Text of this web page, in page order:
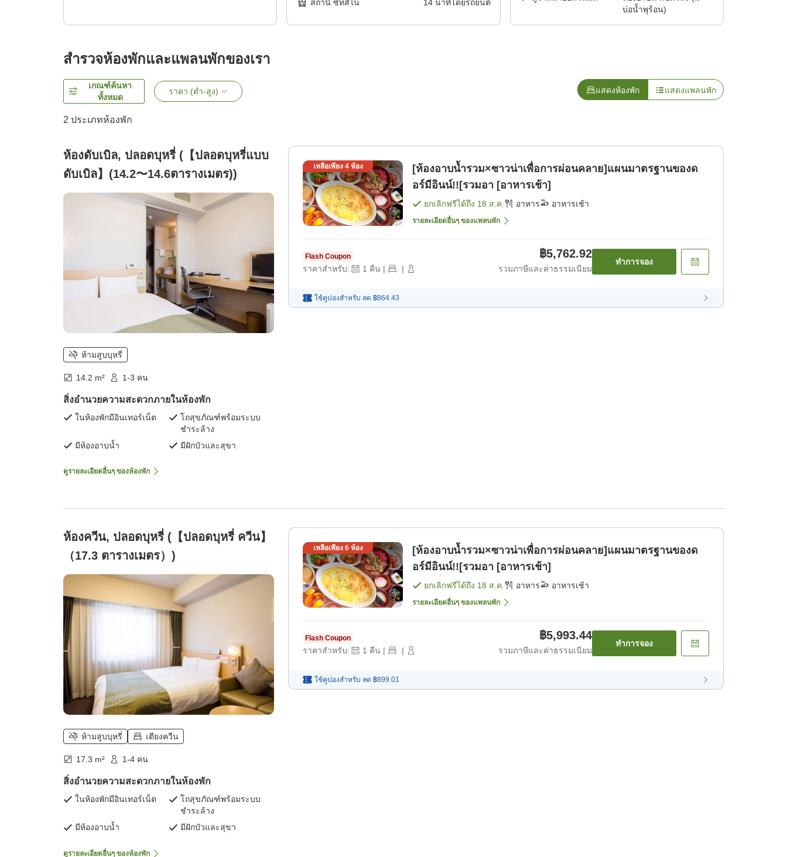
สถานี ซัทสึไน
14นาทีโดยรถยนต์
บ่อน้ำพุร้อน)
สำรวจห้องพักและแพลนพักของเรา
เกณฑ์ค้นหา
ทั้งหมด
ราคา (ต่ำ-สูง) แสดงห้องพัก แสดงแพลนพัก
2 ประเภทห้องพัก
ห้องดับเบิล, ปลอดบุหรี่ (【ปลอดบุหรี่แบบ
ดับเบิล】(14.2〜14.6ตารางเมตร))
ห้ามสูบบุหรี่
14.2 m² 1-3 คน
สิ่งอำนวยความสะดวกภายในห้องพัก
ในห้องพักมีอินเทอร์เน็ต
โถสุขภัณฑ์พร้อมระบบ
ชำระล้าง
มีห้องอาบน้ำ
มีฝักบัวและสุขา
ดูรายละเอียดอื่นๆ ของห้องพัก
เหลือเพียง 4ห้อง
[ห้องอาบน้ำรวม×ซาวน่าเพื่อการผ่อนคลาย]แผนมาตรฐานของด
อร์มีอินน์!![รวมอา [อาหารเช้า]
ยกเลิกฟรีได้ถึง 18 ส.ค. อาหาร อาหารเช้า
รายละเอียดอื่นๆ ของแพลนพัก
Flash Coupon
ราคาสำหรับ: 1 คืน | |
฿5,762.92
รวมภาษีและค่าธรรมเนียม
ทำการจอง
ใช้คูปองสำหรับ ลด ฿864.43
ห้องควีน, ปลอดบุหรี่ (【ปลอดบุหรี่ ควีน】
（17.3 ตารางเมตร）)
ห้ามสูบบุหรี่ เตียงควีน
17.3 m² 1-4 คน
สิ่งอำนวยความสะดวกภายในห้องพัก
ในห้องพักมีอินเทอร์เน็ต
โถสุขภัณฑ์พร้อมระบบ
ชำระล้าง
มีห้องอาบน้ำ
มีฝักบัวและสุขา
ดูรายละเอียดอื่นๆ ของห้องพัก
เหลือเพียง 6ห้อง
[ห้องอาบน้ำรวม×ซาวน่าเพื่อการผ่อนคลาย]แผนมาตรฐานของด
อร์มีอินน์!![รวมอา [อาหารเช้า]
ยกเลิกฟรีได้ถึง 18 ส.ค. อาหาร อาหารเช้า
รายละเอียดอื่นๆ ของแพลนพัก
Flash Coupon
ราคาสำหรับ: 1 คืน | |
฿5,993.44
รวมภาษีและค่าธรรมเนียม
ทำการจอง
ใช้คูปองสำหรับ ลด ฿899.01